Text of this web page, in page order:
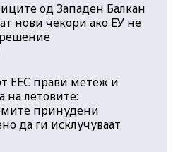
од Западен Балкан
нови чекори ако ЕУ не
ЕЕС прави метеж и
летовите:
принудени
да ги исклучуваат